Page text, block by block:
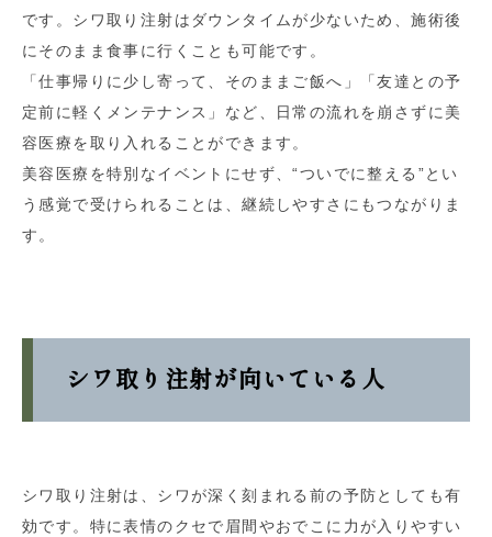
です。シワ取り注射はダウンタイムが少ないため、施術後
にそのまま食事に行くことも可能です。
「仕事帰りに少し寄って、そのままご飯へ」「友達との予
定前に軽くメンテナンス」など、日常の流れを崩さずに美
容医療を取り入れることができます。
美容医療を特別なイベントにせず、“ついでに整える”とい
う感覚で受けられることは、継続しやすさにもつながりま
す。
シワ取り注射が向いている人
シワ取り注射は、シワが深く刻まれる前の予防としても有
効です。特に表情のクセで眉間やおでこに力が入りやすい